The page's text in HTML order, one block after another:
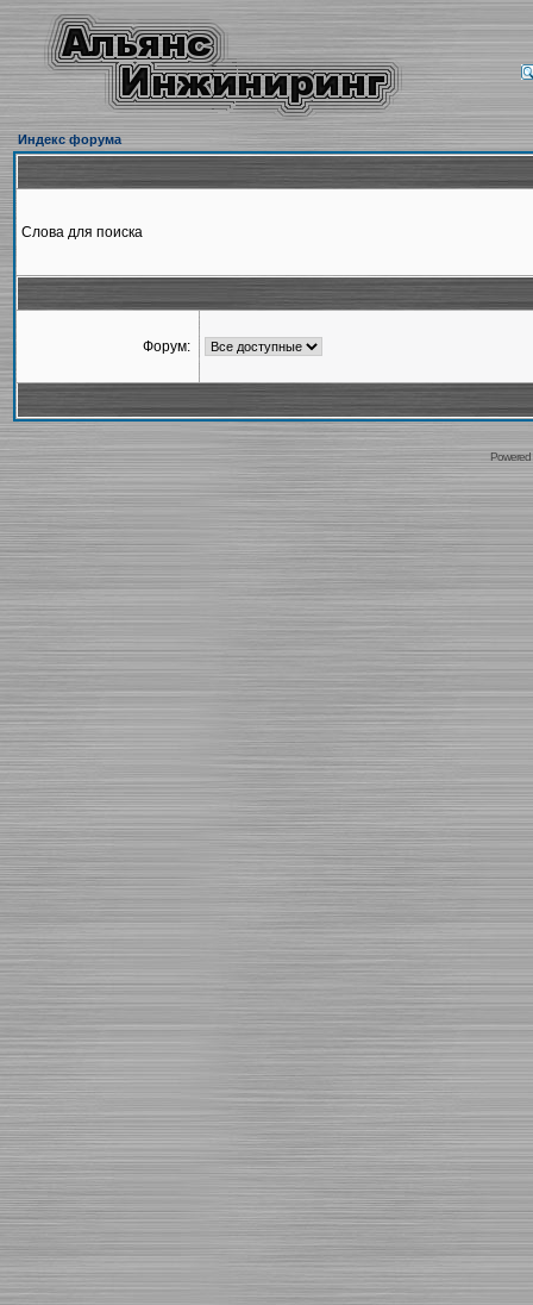
Индекс форума
Слова для поиска
Форум: